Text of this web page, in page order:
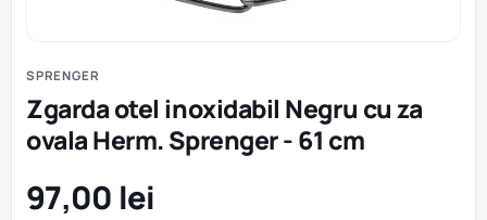
SPRENGER
Zgarda otel inoxidabil Negru cu za
ovala Herm. Sprenger - 61 cm
97,00 lei